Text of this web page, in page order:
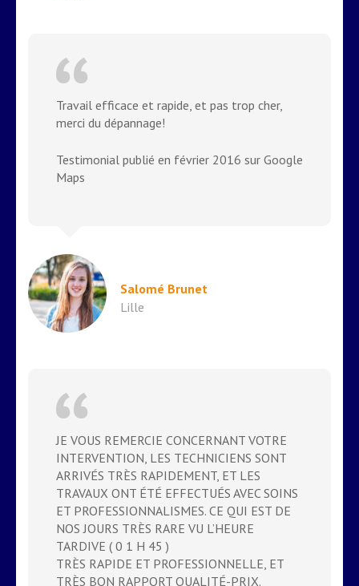
Travail efficace et rapide, et pas trop cher,
merci du dépannage!
Testimonial publié en février 2016 sur Google
Maps
Salomé Brunet
Lille
JE VOUS REMERCIE CONCERNANT VOTRE
INTERVENTION, LES TECHNICIENS SONT
ARRIVÉS TRÈS RAPIDEMENT, ET LES
TRAVAUX ONT ÉTÉ EFFECTUÉS AVEC SOINS
ET PROFESSIONNALISMES. CE QUI EST DE
NOS JOURS TRÈS RARE VU L’HEURE
TARDIVE ( 0 1 H 45 )
TRÈS RAPIDE ET PROFESSIONNELLE, ET
TRÈS BON RAPPORT QUALITÉ-PRIX.